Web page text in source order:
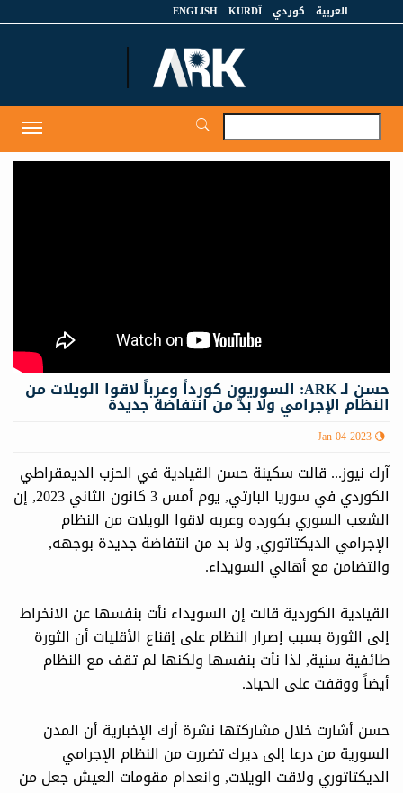
العربية كوردي KURDÎ
ENGLISH
حسن لـ ARK: السوريون كورداً وعرباً لاقوا الويلات من
النظام الإجرامي ولا بدّ من انتفاضة جديدة
Jan 04 2023
آرك نيوز... قالت سكينة حسن القيادية في الحزب الديمقراطي
الكوردي في سوريا البارتي, يوم أمس 3 كانون الثاني 2023, إن
الشعب السوري بكورده وعربه لاقوا الويلات من النظام
الإجرامي الديكتاتوري, ولا بد من انتفاضة جديدة بوجهه,
والتضامن مع أهالي السويداء.
القيادية الكوردية قالت إن السويداء نأت بنفسها عن الانخراط
إلى الثورة بسبب إصرار النظام على إقناع الأقليات أن الثورة
طائفية سنية, لذا نأت بنفسها ولكنها لم تقف مع النظام
أيضاً ووقفت على الحياد.
حسن أشارت خلال مشاركتها نشرة أرك الإخبارية أن المدن
السورية من درعا إلى ديرك تضررت من النظام الإجرامي
الديكتاتوري ولاقت الويلات, وانعدام مقومات العيش جعل من